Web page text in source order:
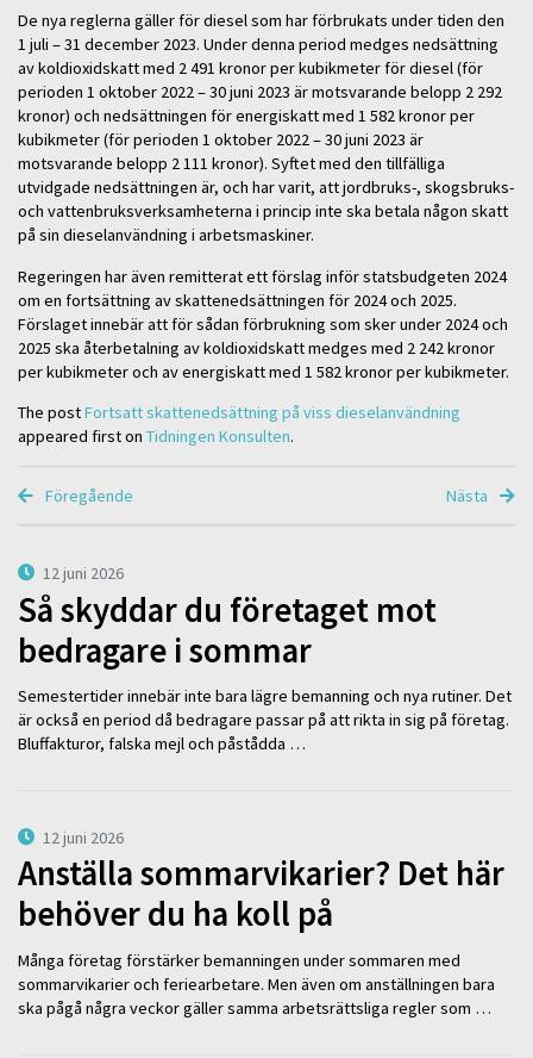
De nya reglerna gäller för diesel som har förbrukats under tiden den
1 juli – 31 december 2023. Under denna period medges nedsättning
av koldioxidskatt med 2 491 kronor per kubikmeter för diesel (för
perioden 1 oktober 2022 – 30 juni 2023 är motsvarande belopp 2 292
kronor) och nedsättningen för energiskatt med 1 582 kronor per
kubikmeter (för perioden 1 oktober 2022 – 30 juni 2023 är
motsvarande belopp 2 111 kronor). Syftet med den tillfälliga
utvidgade nedsättningen är, och har varit, att jordbruks-, skogsbruks-
och vattenbruksverksamheterna i princip inte ska betala någon skatt
på sin dieselanvändning i arbetsmaskiner.
Regeringen har även remitterat ett förslag inför statsbudgeten 2024
om en fortsättning av skattenedsättningen för 2024 och 2025.
Förslaget innebär att för sådan förbrukning som sker under 2024 och
2025 ska återbetalning av koldioxidskatt medges med 2 242 kronor
per kubikmeter och av energiskatt med 1 582 kronor per kubikmeter.
The postFortsatt skattenedsättning på viss dieselanvändning
appeared first on Tidningen Konsulten.
Föregående Nästa
12 juni 2026
Så skyddar du företaget mot
bedragare i sommar
Semestertider innebär inte bara lägre bemanning och nya rutiner. Det
är också en period då bedragare passar på att rikta in sig på företag.
Bluffakturor, falska mejl och påstådda …
12 juni 2026
Anställa sommarvikarier? Det här
behöver du ha koll på
Många företag förstärker bemanningen under sommaren med
sommarvikarier och feriearbetare. Men även om anställningen bara
ska pågå några veckor gäller samma arbetsrättsliga regler som …